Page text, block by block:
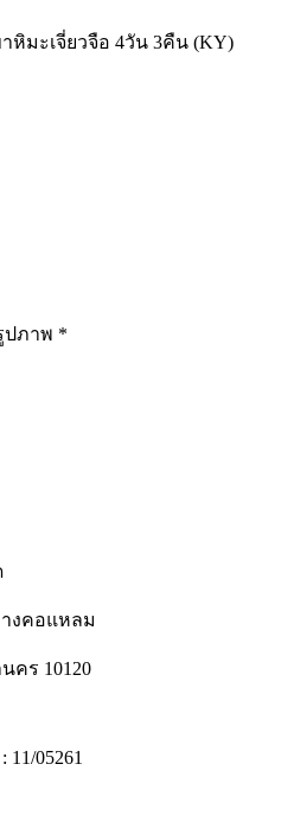
หิมะเจี่ยวจือ 4วัน 3คืน (KY)
ปภาพ *
างคอแหลม
คร 10120
05261